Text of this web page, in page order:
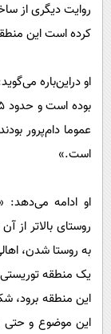
روایت دیگری از
کرده است این
او دراین‌باره
است.»
او ادامه می‌دهد:
روستای بالاتر از
به روستا شدن،
یک منطقه توریستی
این منطقه برود،
این موضوع و حتی